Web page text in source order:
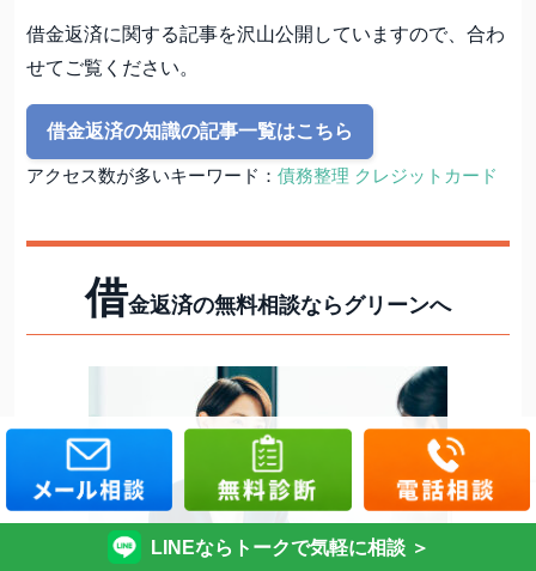
借金返済に関する記事を沢山公開していますので、合わ
せてご覧ください。
借金返済の知識の記事一覧はこちら
アクセス数が多いキーワード： 債務整理 クレジットカード
借金返済の無料相談ならグリーンへ
LINEならトークで気軽に相談 ＞